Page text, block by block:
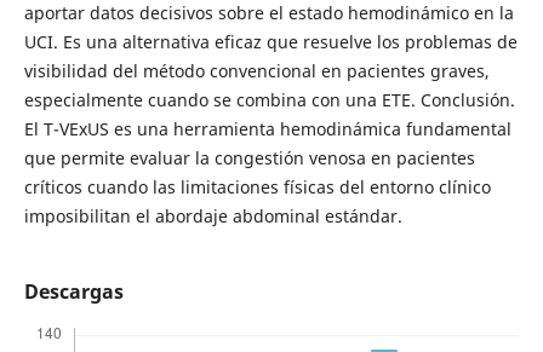
aportar datos decisivos sobre el estado hemodinámico en la
UCI. Es una alternativa eficaz que resuelve los problemas de
visibilidad del método convencional en pacientes graves,
especialmente cuando se combina con una ETE. Conclusión.
El T-VExUS es una herramienta hemodinámica fundamental
que permite evaluar la congestión venosa en pacientes
críticos cuando las limitaciones físicas del entorno clínico
imposibilitan el abordaje abdominal estándar.
Descargas